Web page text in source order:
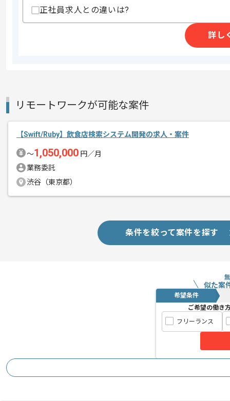
エージェントからのコ
メント
モバイルアプリ設計案件に携わってい
モバイルアプリの設計経験を活かした
正社員求人との違いは?
詳し
リモートワークが可能な案件
【Swift/Ruby】飲食店検索システム開発の求人・案件
〜1,050,000 円／月
業務委託
渋谷（東京都）
条件を絞って案件を探す
似た案
希望条件
ご希望の働き
フリーランス